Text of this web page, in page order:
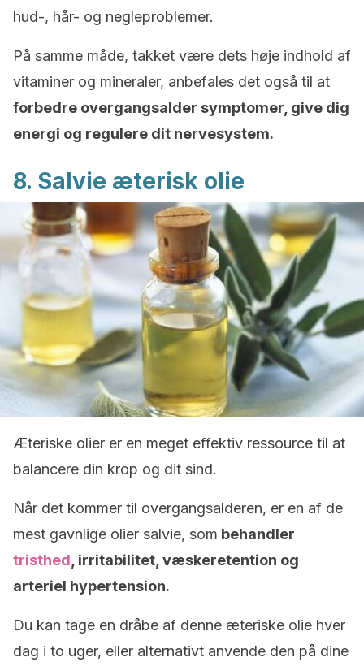
hud-, hår- og negleproblemer.
På samme måde, takket være dets høje indhold af
vitaminer og mineraler, anbefales det også til at
forbedre overgangsalder symptomer, give dig
energi og regulere dit nervesystem.
8. Salvie æterisk olie
Æteriske olier er en meget effektiv ressource til at
balancere din krop og dit sind.
Når det kommer til overgangsalderen, er en af de
mest gavnlige olier salvie, som behandler
tristhed , irritabilitet, væskeretention og
arteriel hypertension.
Du kan tage en dråbe af denne æteriske olie hver
dag i to uger, eller alternativt anvende den på dine